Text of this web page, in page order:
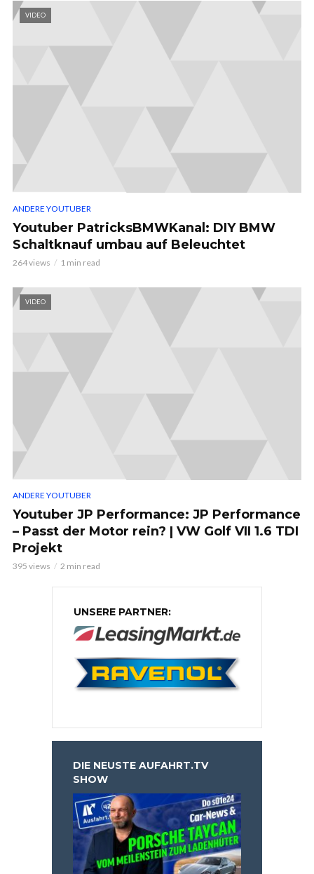
VIDEO
ANDERE YOUTUBER
Youtuber PatricksBMWKanal: DIY BMW
Schaltknauf umbau auf Beleuchtet
264 views 1 min read
VIDEO
ANDERE YOUTUBER
Youtuber JP Performance: JP Performance
– Passt der Motor rein? | VW Golf VII 1.6 TDI
Projekt
395 views 2 min read
UNSERE PARTNER:
DIE NEUSTE AUFAHRT.TV
SHOW